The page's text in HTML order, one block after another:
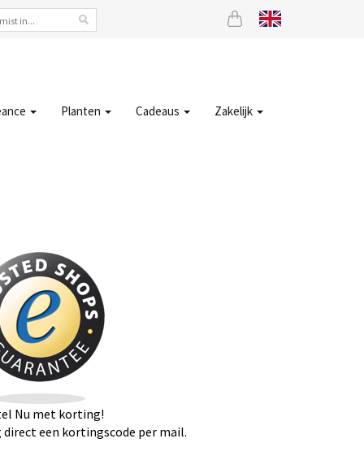
Planten Cadeaus Zakelijk
Nu met korting!
een kortingscode per mail.